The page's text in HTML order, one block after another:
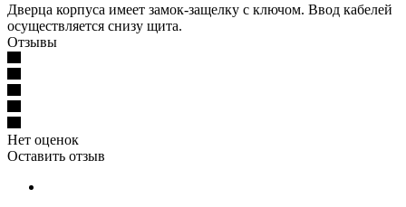
Дверца корпуса имеет замок-защелку с ключом. Ввод кабелей
осуществляется снизу щита.
Отзывы
Нет оценок
Оставить отзыв